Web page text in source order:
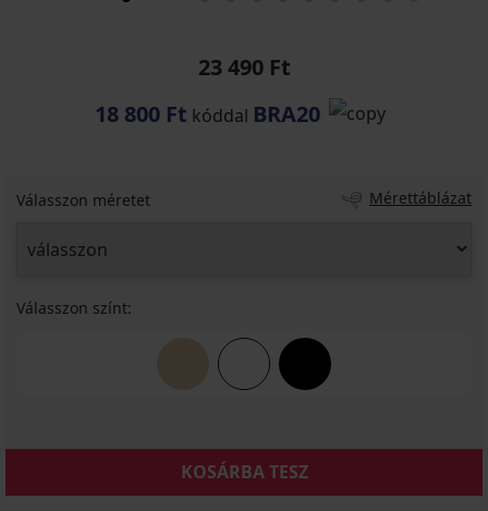
23 490 Ft
18 800 Ft kóddal BRA20
Válasszon méretet Mérettáblázat
Válasszon színt:
KOSÁRBA TESZ